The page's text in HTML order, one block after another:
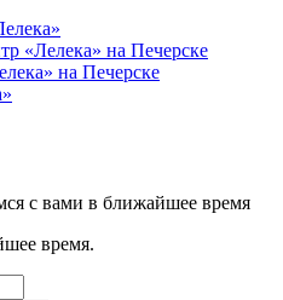
«Лелека» на Печерске
на Печерске
с вами в ближайшее время
время.